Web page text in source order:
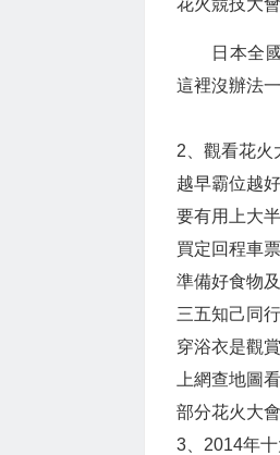
花火競技大
日本全
這裡沒辦法
2、觀看花火
越早霸位越
要有用上大
買定回程車
準備好食物
三五知己同
穿浴衣是觀
上網查地圖
部分花火大
3、2014年